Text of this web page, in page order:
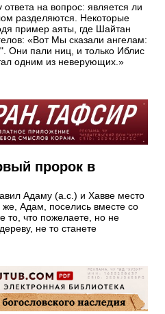
на вопрос: является ли
разделяются. Некоторые
пример аяты, где Шайтан
«Вот Мы сказали ангелам:
Они пали ниц, и только Иблис
одним из неверующих.»
пророк в
Адаму (а.с.) и Хавве место
Адам, поселись вместе со
то, что пожелаете, но не
не то станете